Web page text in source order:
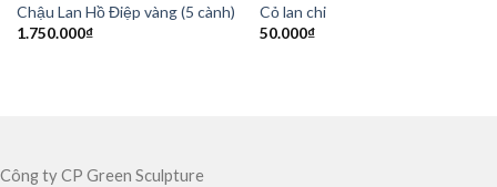
Chậu Lan Hồ Điệp vàng (5 cành)
1.750.000₫
Cỏ lan chi
50.000₫
Công ty CP Green Sculpture